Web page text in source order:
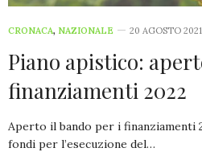
CRONACA, NAZIONALE 20 AGOSTO 2021
Piano apistico:
finanziamenti 2022
Aperto il bando per i finanziamenti
fondi per l’esecuzione del…